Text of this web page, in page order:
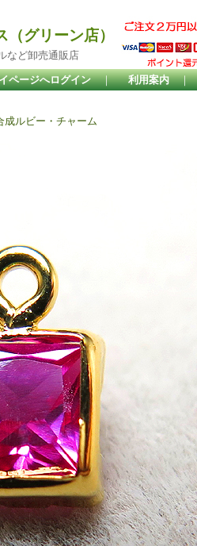
グリーン店）
など卸売通販店
ページへログイン ｜ 利用案内 ｜
ルビー・チャーム